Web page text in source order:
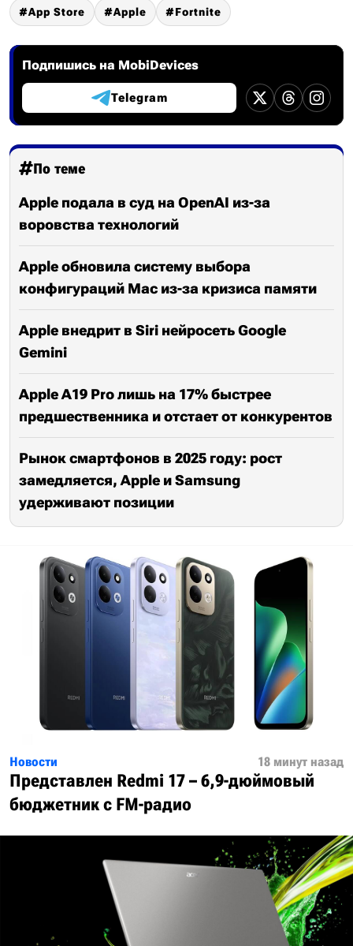
App Store Apple Fortnite
Подпишись на MobiDevices
Telegram
По теме
Apple подала в суд на OpenAI из-за
воровства технологий
Apple обновила систему выбора
конфигураций Mac из-за кризиса памяти
Apple внедрит в Siri нейросеть Google
Gemini
Apple A19 Pro лишь на 17% быстрее
предшественника и отстает от конкурентов
Рынок смартфонов в 2025 году: рост
замедляется, Apple и Samsung
удерживают позиции
Новости 18 минут назад
Представлен Redmi 17 – 6,9-дюймовый
бюджетник с FM-радио